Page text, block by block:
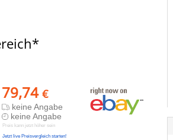
79,74 €
keine Angabe
keine Angabe
Preis kann jetzt höher sein
Jetzt live Preisvergleich starten!